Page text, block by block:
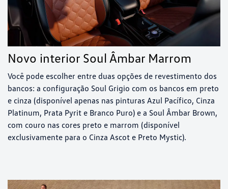
Novo interior Soul Âmbar Marrom
Você pode escolher entre duas opções de revestimento dos
bancos: a configuração Soul Grigio com os bancos em preto
e cinza (disponível apenas nas pinturas Azul Pacífico, Cinza
Platinum, Prata Pyrit e Branco Puro) e a Soul Âmbar Brown,
com couro nas cores preto e marrom (disponível
exclusivamente para o Cinza Ascot e Preto Mystic).